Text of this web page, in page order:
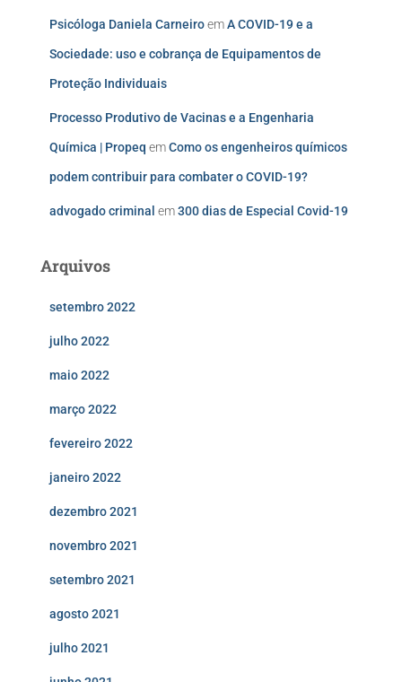
Psicóloga Daniela CarneiroemA COVID-19 e a
Sociedade: uso e cobrança de Equipamentos de
Proteção Individuais
Processo Produtivo de Vacinas e a Engenharia
Química | Propeq emComo os engenheiros químicos
podem contribuir para combater o COVID-19?
advogado criminal em300 dias de Especial Covid-19
Arquivos
setembro 2022
julho 2022
maio 2022
março 2022
fevereiro 2022
janeiro 2022
dezembro 2021
novembro 2021
setembro 2021
agosto 2021
julho 2021